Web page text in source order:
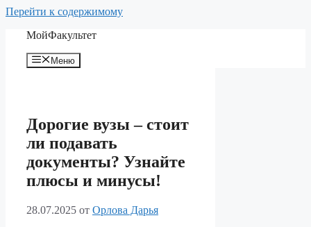
Перейти к содержимому
МойФакультет
Меню
Дорогие вузы – стоит
ли подавать
документы? Узнайте
плюсы и минусы!
28.07.2025 от Орлова Дарья